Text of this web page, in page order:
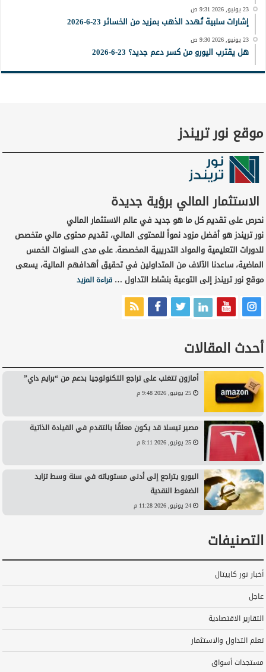
23 يونيو, 2026 9:31 ص
إشارات سلبية تُهدد الذهب بمزيد من الخسائر 23-6-2026
23 يونيو, 2026 9:30 ص
هل يقترب اليورو من كسر دعم جديد؟ 23-6-2026
موقع نور تريندز
الاستثمار المالي برؤية جديدة
نحرص على تقديم كل ما هو جديد في عالم الاستثمار المالي
نور تريندز هو أفضل مزود نمواً للمحتوى المالي، تقديم محتوى مالي متخصص
للدورات التعليمية والمواد التدريبية المخصصة. على مدى السنوات الخمس
الماضية، ساعدنا الآلاف من المتداولين في تحقيق أهدافهم المالية، يسعى
موقع نور تريندز إلى التوعية بنشاط التداول …قراءة المزيد
أحدث المقالات
أمازون تتغلب على تراجع التكنولوجيا بدعم من “برايم داي”
25 يونيو, 2026 9:48 م
مصير تيسلا قد يكون معلقًا بالتقدم في القيادة الذاتية
25 يونيو, 2026 8:11 م
اليورو يتراجع إلى أدنى مستوياته في سنة وسط تزايد
الضغوط النقدية
24 يونيو, 2026 11:28 م
التصنيفات
أخبار نور كابيتال
عاجل
التقارير الاقتصادية
تعلم التداول والاستثمار
مستجدات أسواق